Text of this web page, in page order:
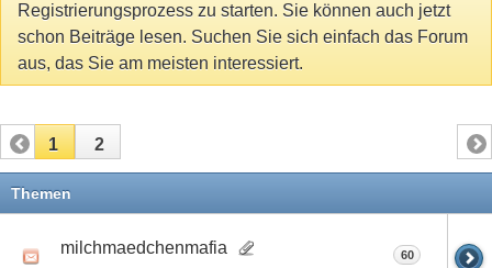
Registrierungsprozess zu starten. Sie können auch jetzt
schon Beiträge lesen. Suchen Sie sich einfach das Forum
aus, das Sie am meisten interessiert.
1 2
Themen
milchmaedchenmafia 60